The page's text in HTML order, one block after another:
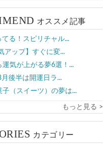
オススメ記事
てる！スピリチャル...
アップ】すぐに変...
運気が上がる夢6選！...
月後半は開運日ラ...
子（スイーツ）の夢は...
もっと見る >
カテゴリー